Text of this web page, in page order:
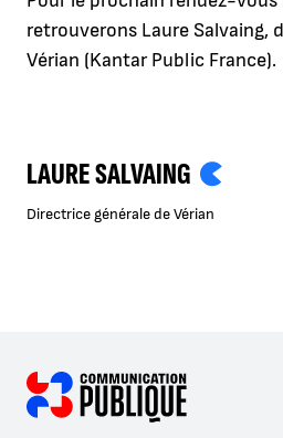
retrouverons Laure Salvaing,
Vérian (Kantar Public France).
LAURE SALVAING
Directrice générale de Vérian